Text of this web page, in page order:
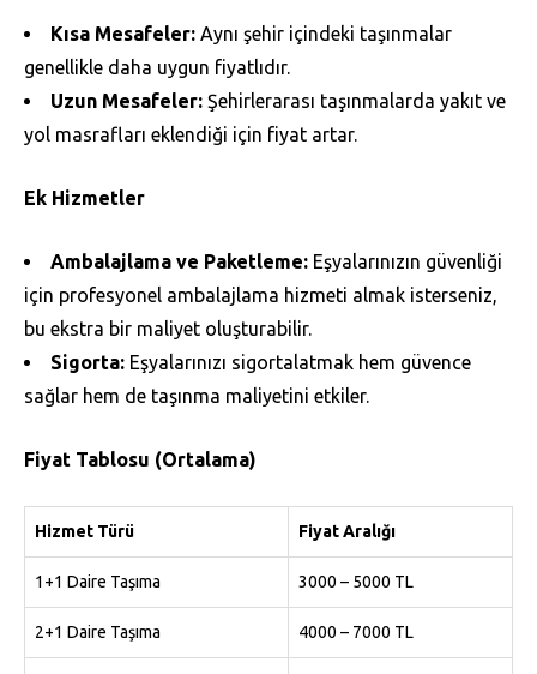
Kısa Mesafeler: Aynı şehir içindeki taşınmalar
genellikle daha uygun fiyatlıdır.
Uzun Mesafeler: Şehirlerarası taşınmalarda yakıt ve
yol masrafları eklendiği için fiyat artar.
Ek Hizmetler
Ambalajlama ve Paketleme: Eşyalarınızın güvenliği
için profesyonel ambalajlama hizmeti almak isterseniz,
bu ekstra bir maliyet oluşturabilir.
Sigorta: Eşyalarınızı sigortalatmak hem güvence
sağlar hem de taşınma maliyetini etkiler.
Fiyat Tablosu (Ortalama)
Hizmet Türü Fiyat Aralığı
1+1 Daire Taşıma 3000 – 5000 TL
2+1 Daire Taşıma 4000 – 7000 TL